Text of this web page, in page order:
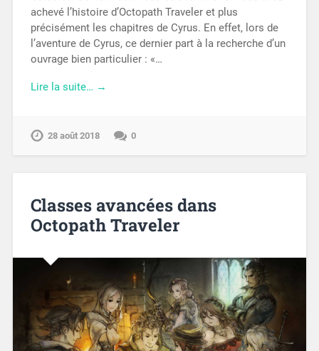
achevé l’histoire d’Octopath Traveler et plus
précisément les chapitres de Cyrus. En effet, lors de
l’aventure de Cyrus, ce dernier part à la recherche d’un
ouvrage bien particulier : «…
Lire la suite… →
28 août 2018 0
Classes avancées dans
Octopath Traveler